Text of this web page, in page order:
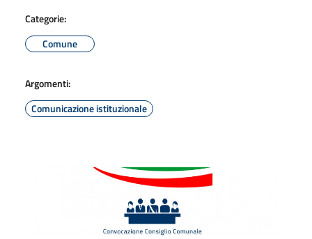
Categorie:
Comune
Argomenti:
Comunicazione istituzionale